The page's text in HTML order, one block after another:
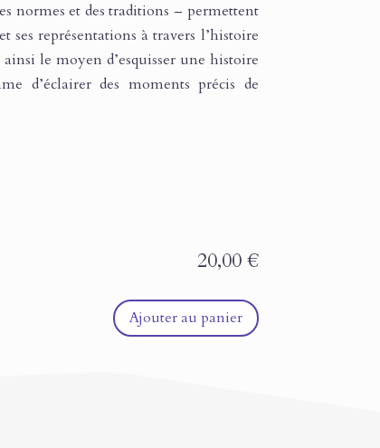
normes et des traditions – permettent
représentations à travers l’histoire
le moyen d’esquisser une histoire
d’éclairer des moments précis de
20,00 €
Ajouter au panier